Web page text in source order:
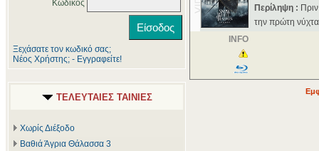
Κωδικός
Ξεχάσατε τον κωδικό σας;
Νέος Χρήστης; - Εγγραφείτε!
ΤΕΛΕΥΤΑΙΕΣ ΤΑΙΝΙΕΣ
Χωρίς Διέξοδο
Βαθιά Άγρια Θάλασσα 3
Περίληψη :
την πρώτη
INFO